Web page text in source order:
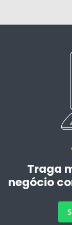
Traga
negócio